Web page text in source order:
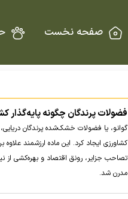
صفحه نخست
فضولات پرندگان چگونه
گوانو، یا فضولات خشک‌شده پرندگان
کشاورزی ایجاد کرد. این ماده ارزشمند
تصاحب جزایر، رونق اقتصاد و بهره‌کشی از
مدرن شد.